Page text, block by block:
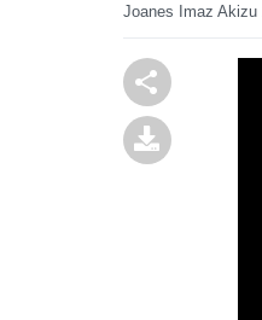
Joanes Imaz Akizu